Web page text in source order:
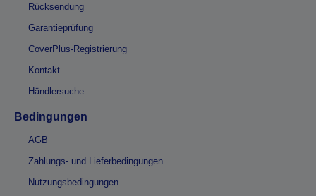
Rücksendung
Garantieprüfung
CoverPlus-Registrierung
Kontakt
Händlersuche
Bedingungen
AGB
Zahlungs- und Lieferbedingungen
Nutzungsbedingungen